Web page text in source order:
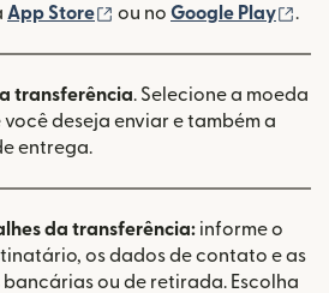
App Store (abre em uma nova
ou no Google Play .
transferência. Selecione a moeda
você deseja enviar e também a
entrega.
da transferência: informe o
os dados de contato e as
ou de retirada. Escolha